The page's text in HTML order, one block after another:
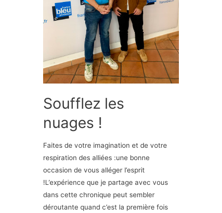
Soufflez les
nuages !
Faites de votre imagination et de votre
respiration des alliées :une bonne
occasion de vous alléger l’esprit
!L’expérience que je partage avec vous
dans cette chronique peut sembler
déroutante quand c’est la première fois